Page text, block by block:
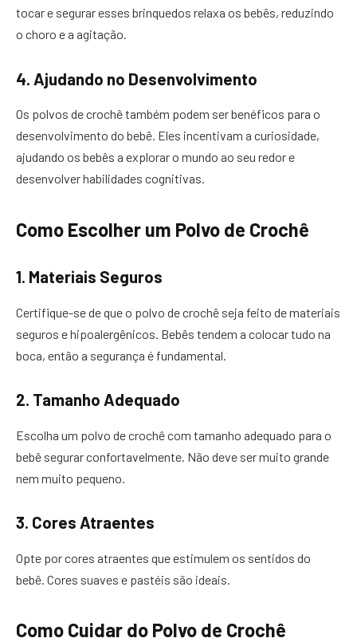
tocar e segurar esses brinquedos relaxa os bebês, reduzindo
o choro e a agitação.
4. Ajudando no Desenvolvimento
Os polvos de crochê também podem ser benéficos para o
desenvolvimento do bebê. Eles incentivam a curiosidade,
ajudando os bebês a explorar o mundo ao seu redor e
desenvolver habilidades cognitivas.
Como Escolher um Polvo de Crochê
1. Materiais Seguros
Certifique-se de que o polvo de crochê seja feito de materiais
seguros e hipoalergênicos. Bebês tendem a colocar tudo na
boca, então a segurança é fundamental.
2. Tamanho Adequado
Escolha um polvo de crochê com tamanho adequado para o
bebê segurar confortavelmente. Não deve ser muito grande
nem muito pequeno.
3. Cores Atraentes
Opte por cores atraentes que estimulem os sentidos do
bebê. Cores suaves e pastéis são ideais.
Como Cuidar do Polvo de Crochê